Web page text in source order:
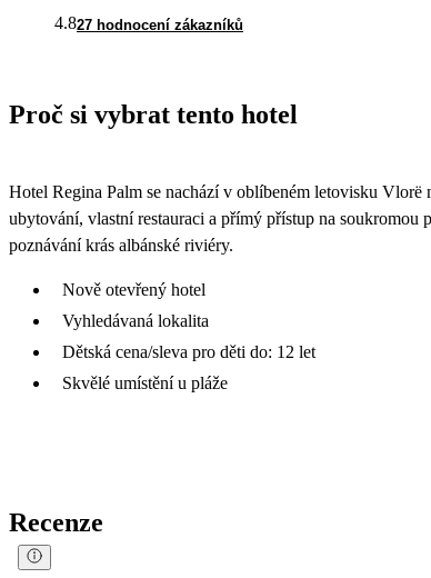
4.827 hodnocení zákazníků
Proč si vybrat tento hotel
Hotel Regina Palm se nachází v oblíbeném letovisku
ubytování, vlastní restauraci a přímý přístup na
poznávání krás albánské riviéry.
Nově otevřený hotel
Vyhledávaná lokalita
Dětská cena/sleva pro děti do: 12 let
Skvělé umístění u pláže
Recenze